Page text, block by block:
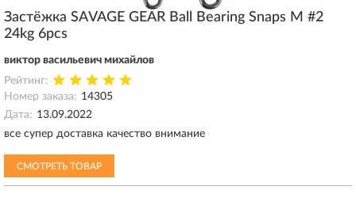
Застёжка SAVAGE GEAR Ball Bearing Snaps M #2
24kg 6pcs
виктор васильевич михайлов
Рейтинг:
Номер заказа: 14305
Дата: 13.09.2022
все супер доставка качество внимание
СМОТРЕТЬ ТОВАР